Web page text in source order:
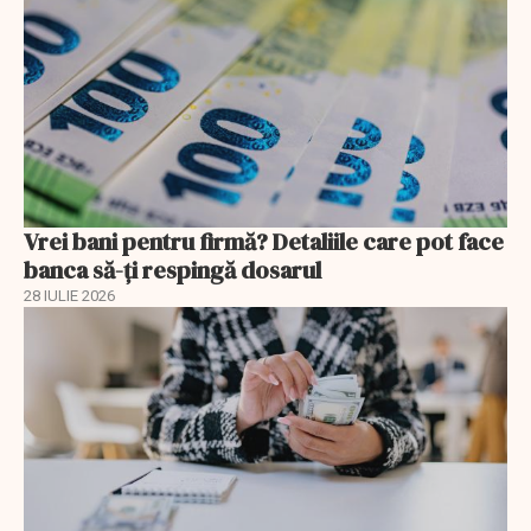
Vrei bani pentru firmă? Detaliile care pot face
banca să-ți respingă dosarul
28 IULIE 2026